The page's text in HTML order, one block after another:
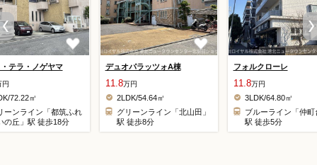
テラ・ノゲヤマ
円
72.22㎡
ーンライン「都筑ふれ
の丘」駅 徒歩18分
デュオパラッツォA棟
11.8万円
2LDK/54.64㎡
グリーンライン「北山田」
駅 徒歩8分
フォルクローレ
11.8万円
3LDK/64.80㎡
ブルーライン「仲町
駅 徒歩5分